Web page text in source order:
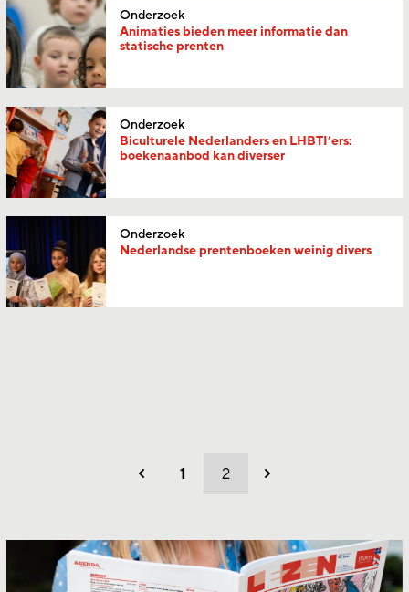
Onderzoek
Animaties bieden meer informatie dan
statische prenten
Onderzoek
Biculturele Nederlanders en LHBTI’ers:
boekenaanbod kan diverser
Onderzoek
Nederlandse prentenboeken weinig divers
Vorig 1 2 Volgend